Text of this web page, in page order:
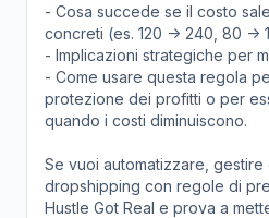
- Cosa succede se il costo
concreti (es. 120 -> 240, 80 ->
- Implicazioni strategiche per
- Come usare questa regola
protezione dei profitti o per
quando i costi diminuiscono.
Se vuoi automatizzare,
dropshipping con regole di
Hustle Got Real e prova a